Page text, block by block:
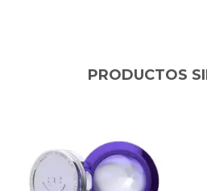
PRODUCTOS